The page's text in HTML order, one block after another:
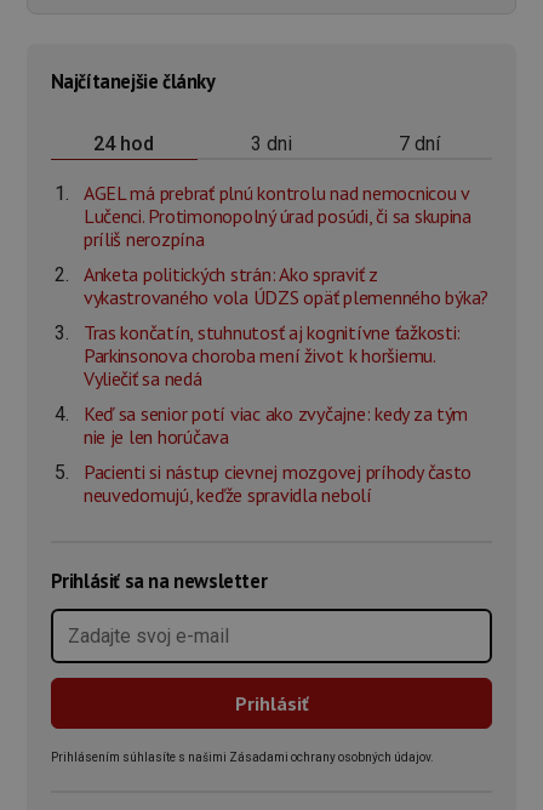
Najčítanejšie články
24 hod 3 dni 7 dní
AGEL má prebrať plnú kontrolu nad nemocnicou v
Lučenci. Protimonopolný úrad posúdi, či sa skupina
príliš nerozpína
Anketa politických strán: Ako spraviť z
vykastrovaného vola ÚDZS opäť plemenného býka?
Tras končatín, stuhnutosť aj kognitívne ťažkosti:
Parkinsonova choroba mení život k horšiemu.
Vyliečiť sa nedá
Keď sa senior potí viac ako zvyčajne: kedy za tým
nie je len horúčava
Pacienti si nástup cievnej mozgovej príhody často
neuvedomujú, keďže spravidla nebolí
Prihlásiť sa na newsletter
Prihlásením súhlasíte s našimi Zásadami ochrany osobných údajov.